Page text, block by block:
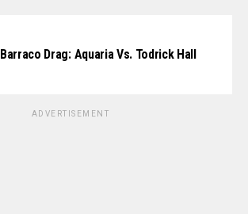
Barraco Drag: Aquaria Vs. Todrick Hall
ADVERTISEMENT